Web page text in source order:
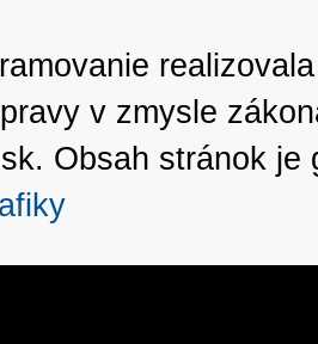
v zmysle
Obsah stránok